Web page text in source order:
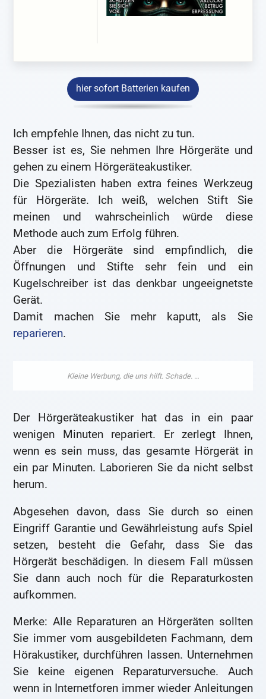
hier sofort Batterien kaufen
Ich empfehle Ihnen, das nicht zu tun.
Besser ist es, Sie nehmen Ihre Hörgeräte und
gehen zu einem Hörgeräteakustiker.
Die Spezialisten haben extra feines Werkzeug
für Hörgeräte. Ich weiß, welchen Stift Sie
meinen und wahrscheinlich würde diese
Methode auch zum Erfolg führen.
Aber die Hörgeräte sind empfindlich, die
Öffnungen und Stifte sehr fein und ein
Kugelschreiber ist das denkbar ungeeignetste
Gerät.
Damit machen Sie mehr kaputt, als Sie
reparieren.
Der Hörgeräteakustiker hat das in ein paar
wenigen Minuten repariert. Er zerlegt Ihnen,
wenn es sein muss, das gesamte Hörgerät in
ein par Minuten. Laborieren Sie da nicht selbst
herum.
Abgesehen davon, dass Sie durch so einen
Eingriff Garantie und Gewährleistung aufs Spiel
setzen, besteht die Gefahr, dass Sie das
Hörgerät beschädigen. In diesem Fall müssen
Sie dann auch noch für die Reparaturkosten
aufkommen.
Merke: Alle Reparaturen an Hörgeräten sollten
Sie immer vom ausgebildeten Fachmann, dem
Hörakustiker, durchführen lassen. Unternehmen
Sie keine eigenen Reparaturversuche. Auch
wenn in Internetforen immer wieder Anleitungen